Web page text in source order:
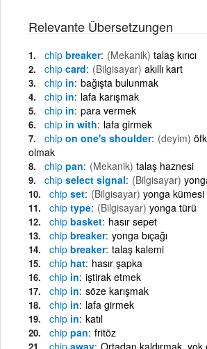
Relevante Übersetzungen
chip breaker (Mekanik) talaş kırıcı
chip card (Bilgisayar) akıllı kart
chip in bağışta bulunmak
chip in lafa karışmak
chip in para vermek
chip in with lafa girmek
chip on one's shoulder (deyim)
olmak
chip pan (Mekanik) talaş haznesi
chip select signal (Bilgisayar)
chip set (Bilgisayar) yonga kümesi
chip type (Bilgisayar) yonga türü
chip basket hasır sepet
chip breaker yonga bıçağı
chip breaker talaş kalemi
chip hat hasır şapka
chip in iştirak etmek
chip in söze karışmak
chip in lafa girmek
chip in katıl
chip pan fritöz
chip away Ortadan kaldırmak, yok